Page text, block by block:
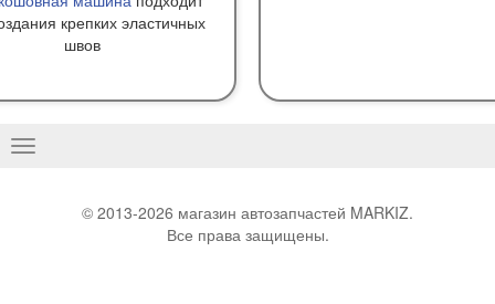
крепких эластичных
швов
Basculer
© 2013-2026 магазин автозапчастей MARKIZ.
Все права защищены.